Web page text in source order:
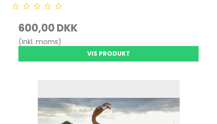
600,00 DKK
(inkl. moms)
VIS PRODUKT